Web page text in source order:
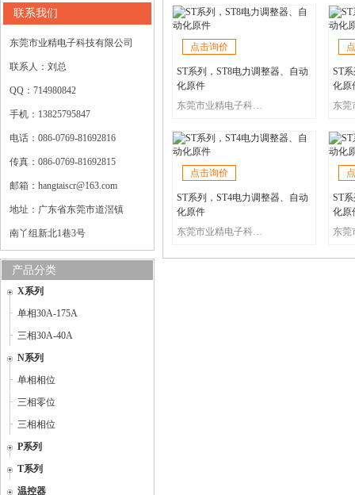
联系我们
东莞市业精电子科技有限公司
联系人：刘总
QQ：714980842
手机：13825795847
电话：086-0769-81692816
传真：086-0769-81692815
邮箱：hangtaiscr@163.com
地址：广东省东莞市道滘镇
南丫组新北1巷3号
产品分类
X系列
单相30A-175A
三相30A-40A
N系列
单相相位
三相零位
三相相位
P系列
T系列
温控器
点击询价
ST系列，ST8电力调整器、自动
化原件
东莞市业精电子科技有限公司
ST
化原
点击询价
ST系列，ST4电力调整器、自动
化原件
东莞市业精电子科技有限公司
ST
化原